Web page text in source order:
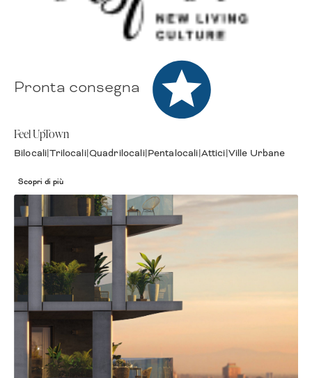
Pronta consegna
Feel UpTown
Bilocali|Trilocali|Quadrilocali|Pentalocali|Attici|Ville Urbane
Scopri di più